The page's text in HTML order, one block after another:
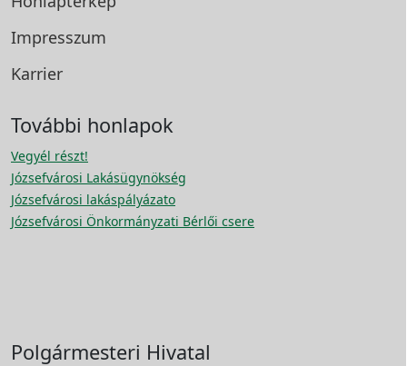
Impresszum
Karrier
További honlapok
Vegyél részt!
Józsefvárosi Lakásügynökség
Józsefvárosi lakáspályázato
Józsefvárosi Önkormányzati Bérlői csere
Polgármesteri Hivatal